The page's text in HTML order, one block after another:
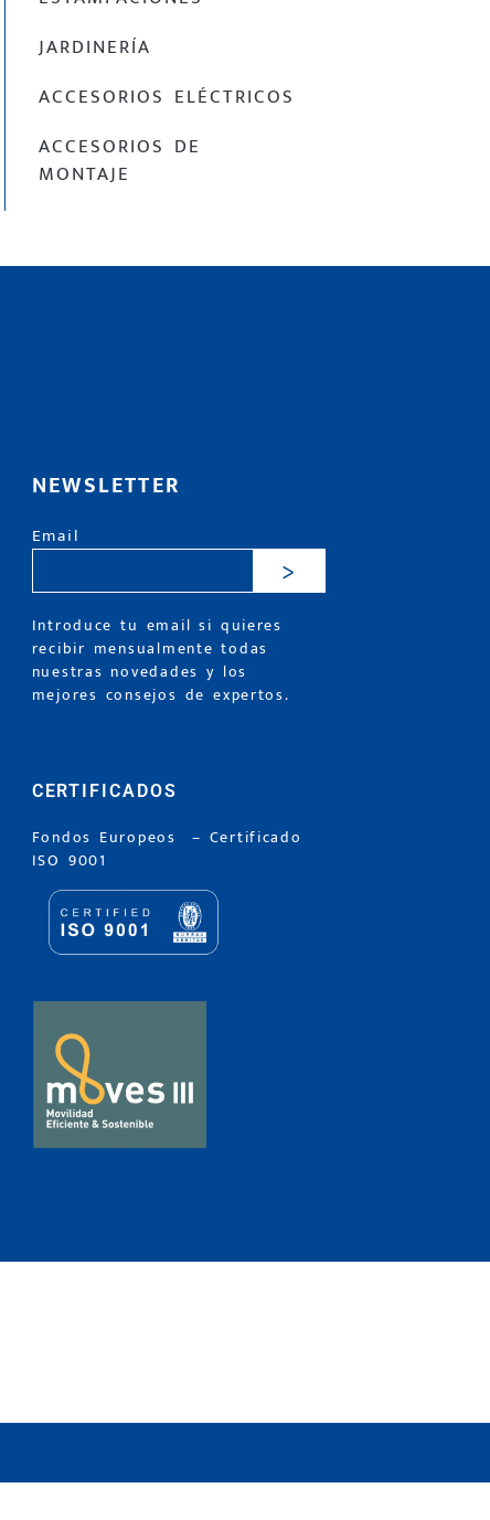
JARDINERÍA
ACCESORIOS ELÉCTRICOS
ACCESORIOS DE
MONTAJE
NEWSLETTER
Email
>
Introduce tu email si quieres
recibir mensualmente todas
nuestras novedades y los
mejores consejos de expertos.
CERTIFICADOS
Fondos Europeos – Certificado
ISO 9001